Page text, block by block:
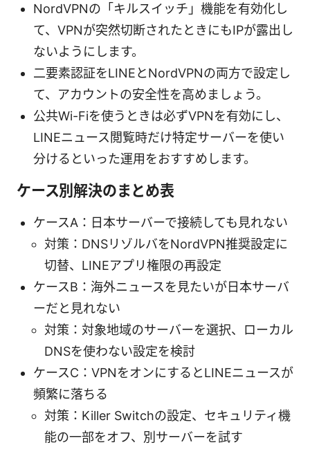
NordVPNの「キルスイッチ」機能を有効化し
て、VPNが突然切断されたときにもIPが露出し
ないようにします。
二要素認証をLINEとNordVPNの両方で設定し
て、アカウントの安全性を高めましょう。
公共Wi-Fiを使うときは必ずVPNを有効にし、
LINEニュース閲覧時だけ特定サーバーを使い
分けるといった運用をおすすめします。
ケース別解決のまとめ表
ケースA：日本サーバーで接続しても見れない
対策：DNSリゾルバをNordVPN推奨設定に
切替、LINEアプリ権限の再設定
ケースB：海外ニュースを見たいが日本サーバ
ーだと見れない
対策：対象地域のサーバーを選択、ローカル
DNSを使わない設定を検討
ケースC：VPNをオンにするとLINEニュースが
頻繁に落ちる
対策：Killer Switchの設定、セキュリティ機
能の一部をオフ、別サーバーを試す